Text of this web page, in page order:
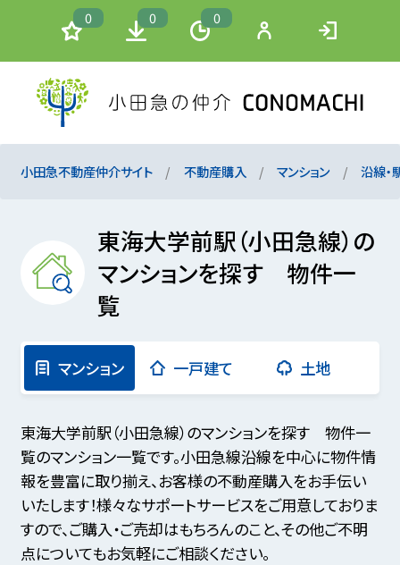
0 0 0
小田急不動産仲介サイト 不動産購入 マンション 沿線・
東海大学前駅（小田急線）の
マンションを探す 物件一
覧
マンション 一戸建て 土地
東海大学前駅（小田急線）のマンションを探す 物件一
覧のマンション一覧です。小田急線沿線を中心に物件情
報を豊富に取り揃え、お客様の不動産購入をお手伝い
いたします！様々なサポートサービスをご用意しておりま
すので、ご購入・ご売却はもちろんのこと、その他ご不明
点についてもお気軽にご相談ください。